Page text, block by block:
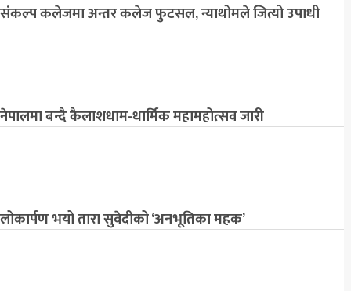
संकल्प कलेजमा अन्तर कलेज फुटसल, न्याथोमले जित्यो उपाधी
नेपालमा बन्दै कैलाशधाम-धार्मिक महामहोत्सव जारी
लोकार्पण भयो तारा सुवेदीको ‘अनभूतिका महक’